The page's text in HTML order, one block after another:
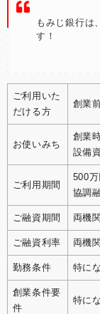
もみじ銀行は
す！
ご利用いた
だける方
創業
お使いみち
創業
設備
ご利用期間
500
協調
ご融資期間 両機
ご融資利率 両機
勤務条件 特に
創業条件要
件
特に